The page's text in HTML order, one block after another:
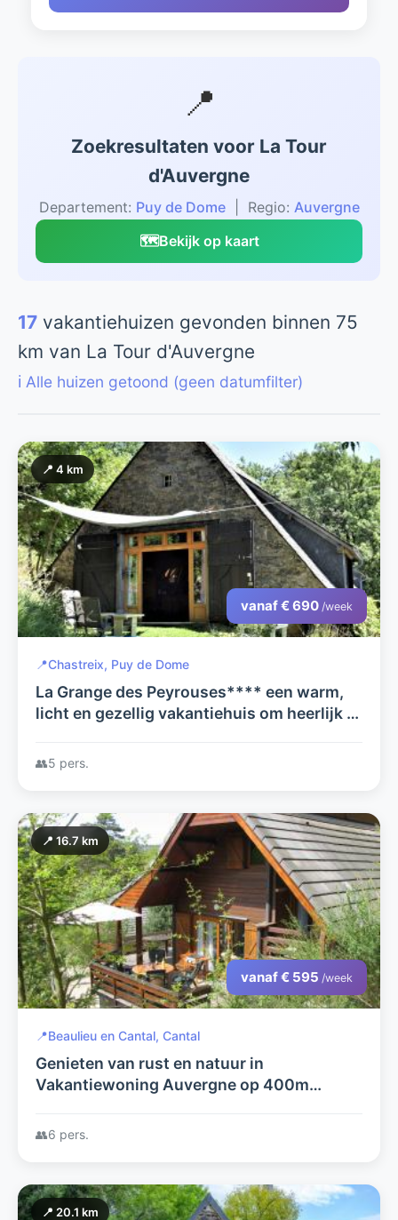
📍
Zoekresultaten voor La Tour
d'Auvergne
Departement: Puy de Dome| Regio: Auvergne
🗺️Bekijk op kaart
17 vakantiehuizen gevonden binnen 75
km van La Tour d'Auvergne
ℹ️ Alle huizen getoond (geen datumfilter)
📍 4 km
vanaf € 690 /week
📍Chastreix, Puy de Dome
La Grange des Peyrouses**** een warm,
licht en gezellig vakantiehuis om heerlijk te
de Auvergne te verkennen.
👥5 pers.
📍 16.7 km
vanaf € 595 /week
📍Beaulieu en Cantal, Cantal
Genieten van rust en natuur in
Vakantiewoning Auvergne op 400m
👥6 pers.
📍 20.1 km